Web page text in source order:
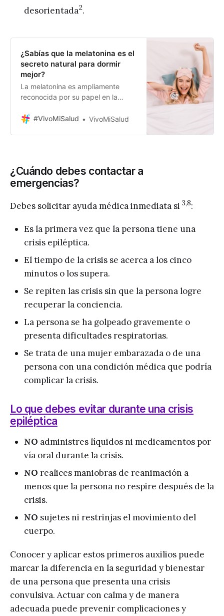
desorientada2.
¿Sabías que la melatonina es el
secreto natural para dormir
mejor?
La melatonina es ampliamente
reconocida por su papel en la
Sin embargo, esta hormona va más
comúnmente se cree. En este
artículo, exploraremos
#VivoMiSalud VivoMiSalud
¿Cuándo debes contactar a
emergencias?
Debes solicitar ayuda médica inmediata si 3,8:
Es la primera vez que la persona tiene una
crisis epiléptica.
El tiempo de la crisis se acerca a los cinco
minutos o los supera.
Se repiten las crisis sin que la persona logre
recuperar la conciencia.
La persona se ha golpeado gravemente o
presenta dificultades respiratorias.
Se trata de una mujer embarazada o de una
persona con una condición médica que podría
complicar la crisis.
Lo que debes evitar durante una crisis
epiléptica
NO administres líquidos ni medicamentos por
vía oral durante la crisis.
NO realices maniobras de reanimación a
menos que la persona no respire después de la
crisis.
NO sujetes ni restrinjas el movimiento del
cuerpo.
Conocer y aplicar estos primeros auxilios puede
marcar la diferencia en la seguridad y bienestar
de una persona que presenta una crisis
convulsiva. Actuar con calma y de manera
adecuada puede prevenir complicaciones y